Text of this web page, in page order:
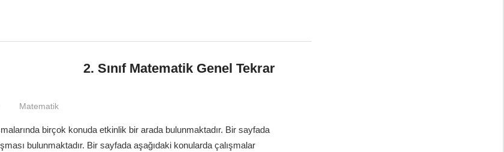
2. Sınıf Matematik Genel Tekrar
Matematik
birçok konuda etkinlik bir arada bulunmaktadır. Bir sayfada
bulunmaktadır. Bir sayfada aşağıdaki konularda çalışmalar